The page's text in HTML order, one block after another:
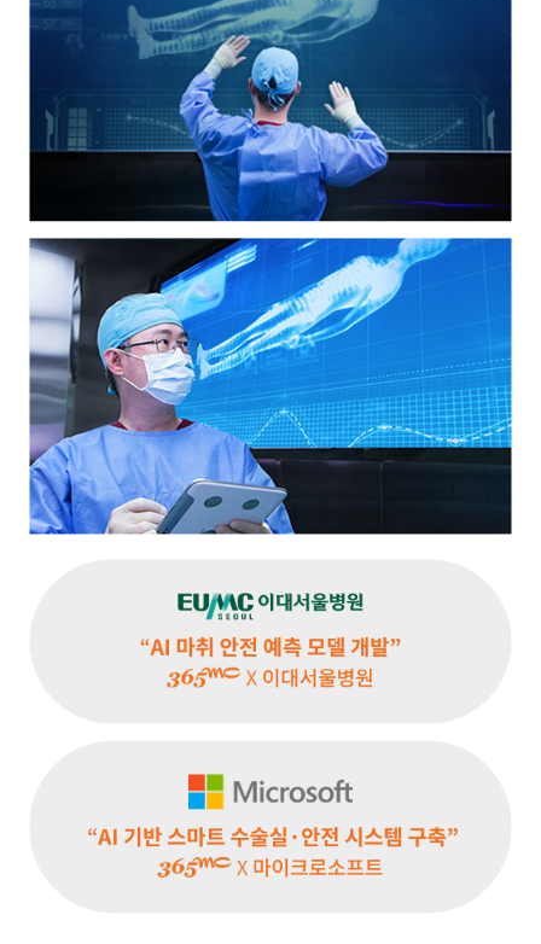
Highly satisfied with 365mc liposuction results after just 1
month! The process was safe and comfortable, guaranteed
by their most experienced surgeons and in-house
anesthesiologist with a robust emergency system.
Arms
Most Experienced Arm Liposuction Surgeons
Jo*** K/25.11.14
I had Arm Liposuction at 365mc, and the whole experience
felt safe and professional. The surgeons were highly
experienced, the safety system was solid, and the staff
were caring and attentive. My results turned out great, and
I’m very satisfied with the outcome.
abdomen
The Best Safe and Comfortable Lipo
Lu*** B/25.11.17
quick recovery. Highly satisfied, strongly recommend
365mc.